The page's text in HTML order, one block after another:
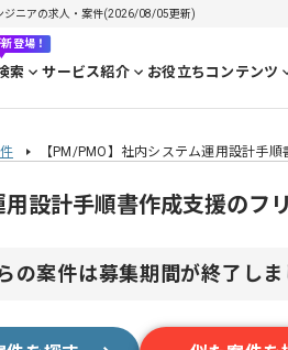
ジニアの求人・案件(2026/08/05更新)
登場！
索 サービス紹介 お役立ちコンテンツ
【PM/PMO】社内システム運用設計手
用設計手順書作成支援のフ
の案件は募集期間が終了しま